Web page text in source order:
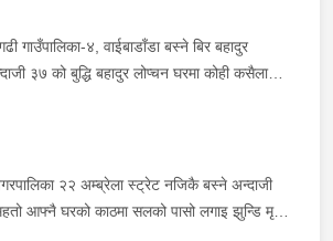
गाउँपालिका-४, वाईबाडाँडा बस्ने बिर बहादुर
३७ को बुद्धि बहादुर लोप्चन घरमा कोही कसैलाई
सोहि स्थित कुसुमटार खोल्सामा घोप्टो परी मृत
यस घटना सम्बन्धमा थप अनुसन्धान कार्य भईरहेको
२२ अम्ब्रेला स्ट्रेट नजिकै बस्ने अन्दाजी
आफ्नै घरको काठमा सलको पासो लगाइ झुन्डि मृत्यु